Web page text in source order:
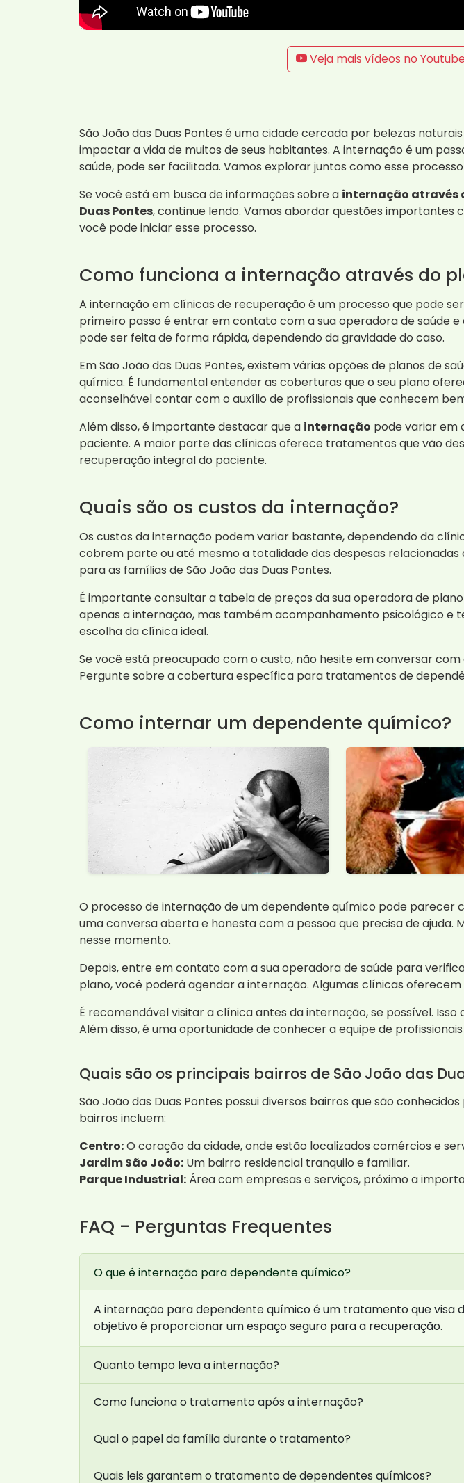
Veja mais vídeos no
São João das Duas Pontes é uma cidade cercada por belezas
impactar a vida de muitos de seus habitantes. A internação é um
saúde, pode ser facilitada. Vamos explorar juntos como esse
Se você está em busca de informações sobre a internação através
Duas Pontes, continue lendo. Vamos abordar questões importantes
você pode iniciar esse processo.
Como funciona a internação através do
A internação em clínicas de recuperação é um processo que pode
primeiro passo é entrar em contato com a sua operadora de saúde
pode ser feita de forma rápida, dependendo da gravidade do caso.
Em São João das Duas Pontes, existem várias opções de planos
química. É fundamental entender as coberturas que o seu plano
aconselhável contar com o auxílio de profissionais que conhecem
Além disso, é importante destacar que a internação pode variar em
paciente. A maior parte das clínicas oferece tratamentos que vão
recuperação integral do paciente.
Quais são os custos da internação?
Os custos da internação podem variar bastante, dependendo da
cobrem parte ou até mesmo a totalidade das despesas
para as famílias de São João das Duas Pontes.
É importante consultar a tabela de preços da sua operadora de
apenas a internação, mas também acompanhamento psicológico e
escolha da clínica ideal.
Se você está preocupado com o custo, não hesite em conversar
Pergunte sobre a cobertura específica para tratamentos de
Como internar um dependente químico?
O processo de internação de um dependente químico pode
uma conversa aberta e honesta com a pessoa que precisa de ajuda.
nesse momento.
Depois, entre em contato com a sua operadora de saúde para
plano, você poderá agendar a internação. Algumas clínicas
É recomendável visitar a clínica antes da internação, se possível.
Além disso, é uma oportunidade de conhecer a equipe de
Quais são os principais bairros de São João das
São João das Duas Pontes possui diversos bairros que são
bairros incluem:
Centro:O coração da cidade, onde estão localizados comércios e
Jardim São João: Um bairro residencial tranquilo e familiar.
Parque Industrial: Área com empresas e serviços, próximo a
FAQ - Perguntas Frequentes
O que é internação para dependente químico?
A internação para dependente químico é um tratamento que
objetivo é proporcionar um espaço seguro para a recuperação.
Quanto tempo leva a internação?
Como funciona o tratamento após a internação?
Qual o papel da família durante o tratamento?
Quais leis garantem o tratamento de dependentes químicos?